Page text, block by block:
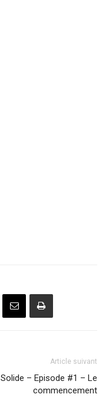
Article suivant
Solide – Episode #1 – Le
commencement